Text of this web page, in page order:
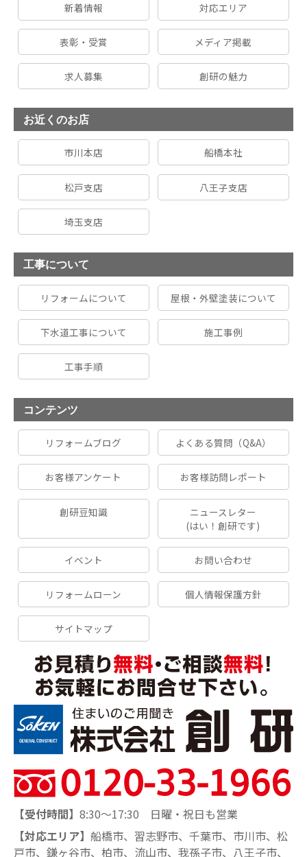
新着情報 対応エリア
表彰・受賞 メディア掲載
求人募集 創研の魅力
お近くのお店
市川本店 船橋本社
松戸支店 八王子支店
埼玉支店
工事について
リフォームについて 屋根・外壁塗装について
下水道工事について 施工事例
工事手順
コンテンツ
リフォームブログ よくある質問（Q&A）
お客様アンケート お客様訪問レポート
創研豆知識
ニュースレター
(はい！創研です)
イベント お問い合わせ
リフォームローン 個人情報保護方針
サイトマップ
【受付時間】 8:30～17:30 日曜・祝日も営業
【対応エリア】 船橋市、習志野市、千葉市、市川市、松
戸市、鎌ヶ谷市、柏市、流山市、我孫子市、八王子市、